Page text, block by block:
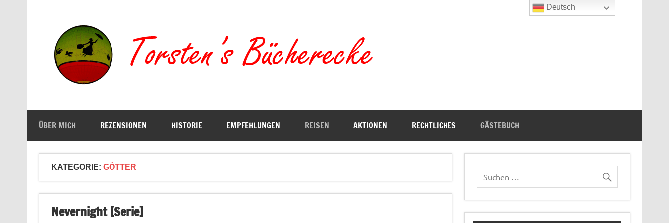
ÜBER MICH REZENSIONEN HISTORIE EMPFEHLUNGEN REISEN AKTIONEN RECHTLICHES GÄSTEBUCH
KATEGORIE: GÖTTER
Nevernight [Serie]
Deutsch